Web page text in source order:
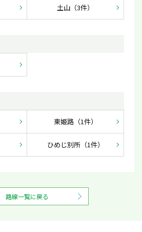
土山（3件）
東姫路（1件）
ひめじ別所（1件）
路線一覧に戻る